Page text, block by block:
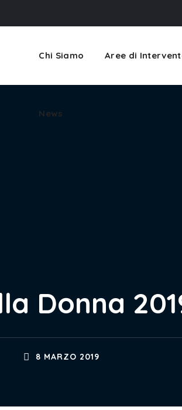
Chi Siamo Aree di
News
News
Donna
8 MARZO 2019